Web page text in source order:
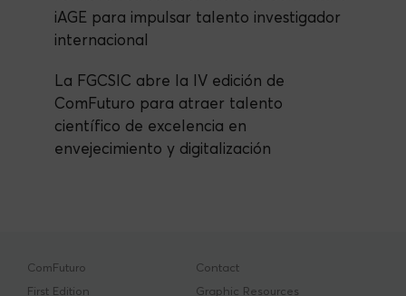
iAGE para impulsar talento investigador
internacional
La FGCSIC abre la IV edición de
ComFuturo para atraer talento
científico de excelencia en
envejecimiento y digitalización
ComFuturo
First Edition
Contact
Graphic Resources